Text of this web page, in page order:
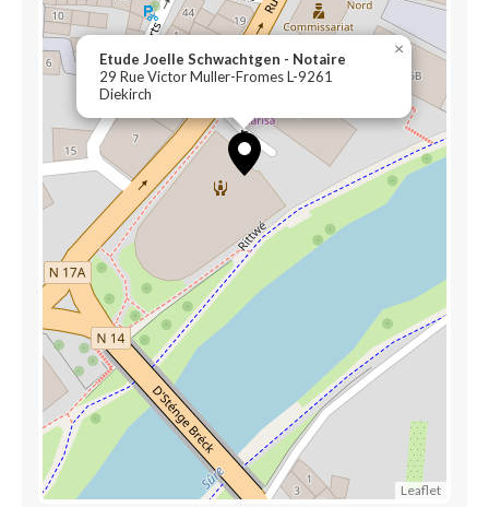
Etude Joelle Schwachtgen - Notaire
29 Rue Victor Muller-Fromes L-9261
Diekirch
×
Leaflet